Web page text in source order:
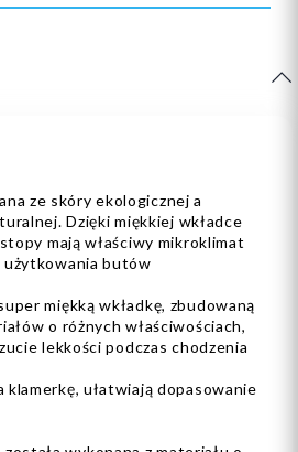
ze skóry ekologicznej a
Dzięki miękkiej wkładce
mają właściwy mikroklimat
butów
miękką wkładkę, zbudowaną
o różnych właściwościach,
lekkości podczas chodzenia
klamerkę, ułatwiają dopasowanie